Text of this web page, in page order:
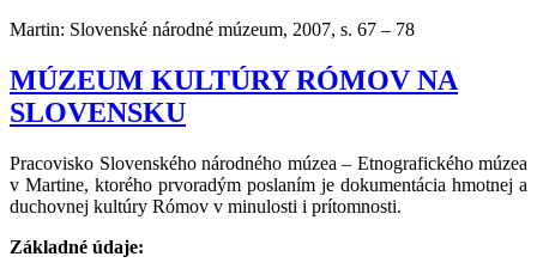
Martin: Slovenské národné múzeum, 2007, s. 67 – 78
MÚZEUM KULTÚRY RÓMOV NA
SLOVENSKU
Pracovisko Slovenského národného múzea – Etnografického múzea
v Martine, ktorého prvoradým poslaním je dokumentácia hmotnej a
duchovnej kultúry Rómov v minulosti i prítomnosti.
Základné údaje: